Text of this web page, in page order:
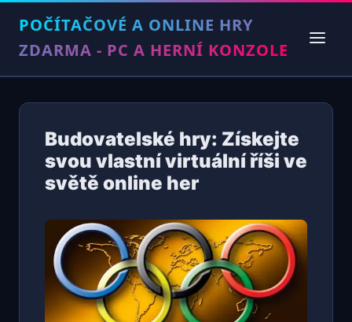
POČÍTAČOVÉ A ONLINE HRY
ZDARMA - PC A HERNÍ KONZOLE
Budovatelské hry: Získejte
svou vlastní virtuální říši ve
světě online her